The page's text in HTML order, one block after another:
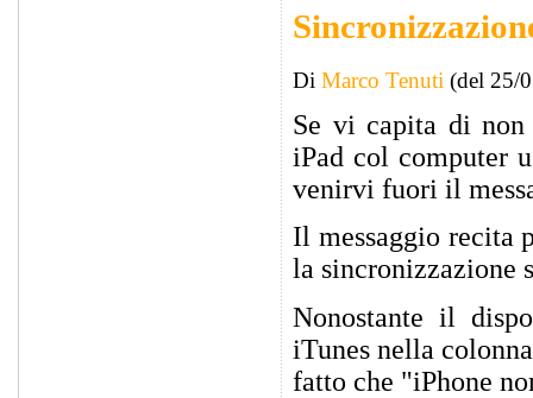
Di Marco Tenuti (del 25/
Se vi capita di
iPad col computer
venirvi fuori il
Il messaggio recita
la sincronizzazione
Nonostante il
iTunes nella
fatto che "iPhone